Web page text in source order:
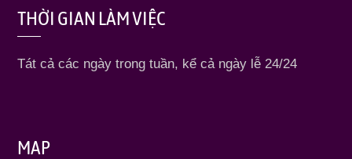
THỜI GIAN LÀM VIỆC
Tát cả các ngày trong tuần, kể cả ngày lễ 24/24
MAP